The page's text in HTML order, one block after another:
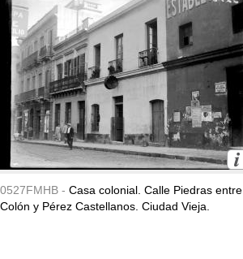
0527FMHB - Casa colonial. Calle Piedras entre
Colón y Pérez Castellanos. Ciudad Vieja.